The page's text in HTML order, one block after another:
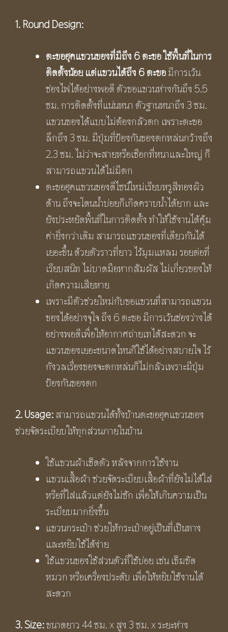
1. Round Design:
ตะขอฮุคแขวนของที่มีถึง 6 ตะขอ ใช้พื้นที่ในการ
ติดตั้งน้อย แต่แขวนได้ถึง 6 ตะขอมีการเว้น
ช่องไฟได้อย่างพอดี ตัวขอแขวนห่างกันถึง 5.5
ซม. การติดตั้งที่แน่นหนา ตัวฐานหนาถึง 3 ซม.
แขวนของได้แบบไม่ต้องกลัวตก เพราะตะขอ
ลึกถึง 3 ซม. มีปุ่มที่ป้องกันของตกหล่นกว้างถึง
2.3 ซม. ไม่ว่าจะสายหรือเชือกที่หนาและใหญ่ ก็
สามารถแขวนได้ไม่มีตก
ตะขอฮุคแขวนของดีไซน์ใหม่เรียบหรูสีทองผิว
ด้าน ถึงจะโดนน้ำบ่อยก็เกิดคราบน้ำได้ยาก และ
ยังประหยัดพื้นที่ในการติดตั้ง ทำให้ใช้งานได้คุ้ม
ค่ายิ่งกว่าเดิม สามารถแขวนของที่เดียวกันได้
เยอะขึ้น ด้วยตัวราวที่ยาว ไร้มุมแหลม รอยต่อที่
เรียบสนิท ไม่บาดมือหากสัมผัส ไม่เกี่ยวของให้
เกิดความเสียหาย
เพราะมีตัวช่วยใหม่กับขอแขวนที่สามารถแขวน
ของได้อย่างจุใจ ถึง 6 ตะขอ มีการเว้นช่องว่างได้
อย่างพอดีเพื่อให้อากาศถ่ายเทได้สะดวก จะ
แขวนของเยอะขนาดไหนก็ใช้ได้อย่างสบายใจ ไร้
กังวลเรื่องของจะตกหล่นก็ไม่กลัวเพราะมีปุ่ม
ป้องกันของตก
2. Usage:สามารถแขวนได้ทั้งบ้านตะขอฮุคแขวนของ
ช่วยจัดระเบียบให้ทุกส่วนภายในบ้าน
ใช้แขวนผ้าเช็ดตัว หลังจากการใช้งาน
แขวนเสื้อผ้า ช่วยจัดระเบียบเสื้อผ้าที่ยังไม่ได้ใส่
หรือที่ใส่แล้วแต่ยังไม่ซัก เพื่อให้เกินความเป็น
ระเบียบมากยิ่งขึ้น
แขวนกระเป๋า ช่วยให้กระเป๋าอยู่เป็นที่เป็นทาง
และหยิบใช้ได้ง่าย
ใช้แขวนของใช้ส่วนตัวที่ใช้บ่อย เช่น เข็มขัด
หมวก หรือเครื่องประดับ เพื่อให้หยิบใช้งานได้
สะดวก
3. Size:ขนาดยาว 44 ซม. x สูง 3 ซม. x ระยะห่าง